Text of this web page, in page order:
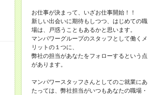
お仕事が決まって、いざお仕事開始！！
新しい出会いに期待もしつつ、はじめての職
場は、戸惑うこともあるかと思います。
マンパワーグループのスタッフとして働くメ
リットの１つに、
弊社の担当があなたをフォローするという点
があります。
マンパワースタッフさんとしてのご就業にあ
たっては、弊社担当がいつもあなたの職場・